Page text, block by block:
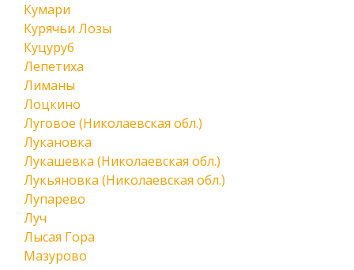
Кумари
Курячьи Лозы
Куцуруб
Лепетиха
Лиманы
Лоцкино
Луговое (Николаевская обл.)
Лукановка
Лукашевка (Николаевская обл.)
Лукьяновка (Николаевская обл.)
Лупарево
Луч
Лысая Гора
Мазурово